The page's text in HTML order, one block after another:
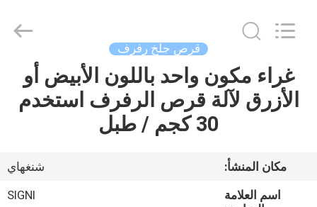
الصفحة
الرئيسية
معلومات
Copyright
INDUSTRIAL
(SHANGHAI)
قرص جلخ رفرف
غراء مكون واحد باللون الأبيض أو
الأزرق لآلة قرص الرفرف استخدم
30 كجم / طبل
مكان المنشأ:
شنغهاي
اسم العلامة
SIGNI